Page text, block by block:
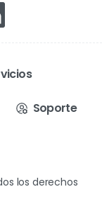
Soporte
los derechos